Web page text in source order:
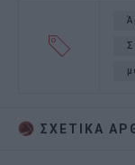
ΣΧΕΤΙΚA